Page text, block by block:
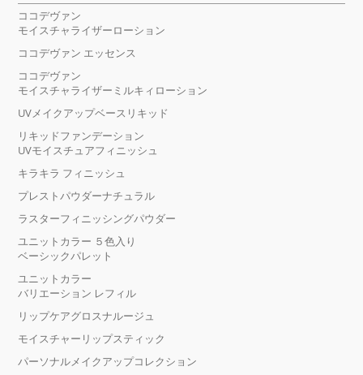
ココデヴァン
モイスチャライザーローション
ココデヴァン エッセンス
ココデヴァン
モイスチャライザーミルキィローション
UVメイクアップベースリキッド
リキッドファンデーション
UVモイスチュアフィニッシュ
キラキラ フィニッシュ
プレストパウダーナチュラル
ラスターフィニッシングパウダー
ユニットカラー ５色入り
ベーシックパレット
ユニットカラー
バリエーション レフィル
リップケアグロスナルージュ
モイスチャーリップスティック
パーソナルメイクアップコレクション